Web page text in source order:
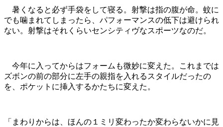
暑くなると必ず手袋をして寝る。射撃は指の腹が命。蚊に
でも噛まれてしまったら、パフォーマンスの低下は避けられ
ない。射撃はそれくらいセンシティヴなスポーツなのだ。
今年に入ってからはフォームも微妙に変えた。これまでは
ズボンの前の部分に左手の親指を入れるスタイルだったの
を、ポケットに挿入するかたちに変えた。
「まわりからは、ほんの１ミリ変わったか変わらないかに見